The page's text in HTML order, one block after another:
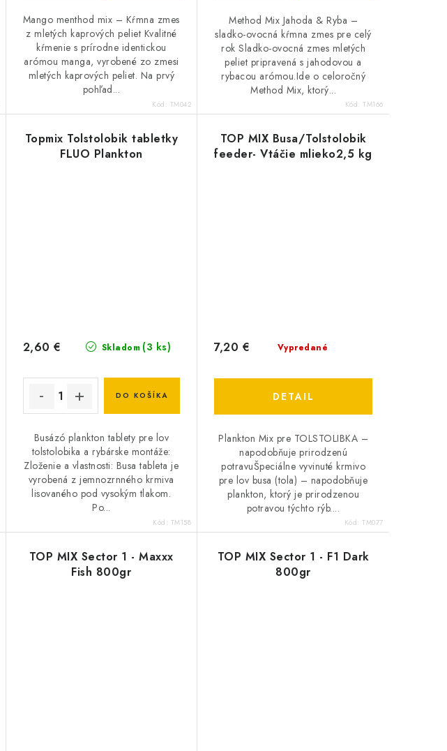
Mango menthod mix – Kŕmna zmes
z mletých kaprových peliet Kvalitné
kŕmenie s prírodne identickou
arómou manga, vyrobené zo zmesi
mletých kaprových peliet. Na prvý
pohľad...
Kód: TM042
Method Mix Jahoda & Ryba –
sladko-ovocná kŕmna zmes pre celý
rok Sladko-ovocná zmes mletých
peliet pripravená s jahodovou a
rybacou arómou.Ide o celoročný
Method Mix, ktorý...
Kód:TM166
Topmix Tolstolobik tabletky
FLUO Plankton
Skladom (3 ks)
2,60 €
DO KOŠÍKA
Busázó plankton tablety pre lov
tolstolobika a rybárske montáže:
Zloženie a vlastnosti: Busa tableta je
vyrobená z jemnozrnného krmiva
lisovaného pod vysokým tlakom.
Po...
Kód: TM158
TOP MIX Busa/Tolstolobik
feeder- Vtáčie mlieko2,5 kg
Vypredané
7,20 €
DETAIL
Plankton Mix pre TOLSTOLIBKA –
napodobňuje prirodzenú
potravuŠpeciálne vyvinuté krmivo
pre lov busa (tola) – napodobňuje
plankton, ktorý je prirodzenou
potravou týchto rýb....
Kód:TM077
TOP MIX Sector 1 - Maxxx
Fish 800gr
TOP MIX Sector 1 - F1 Dark
800gr